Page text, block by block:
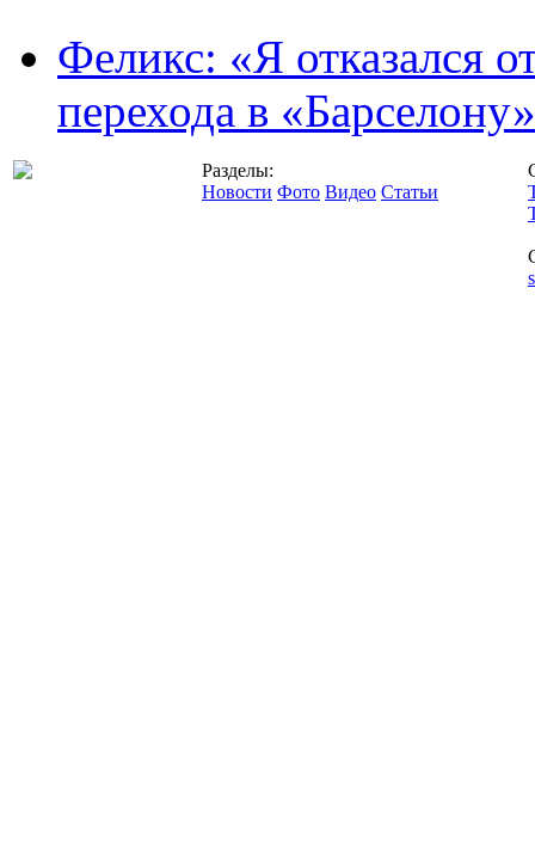
Феликс: «Я отказался
перехода в «Барселону»
Разделы:
Новости Фото Видео Статьи